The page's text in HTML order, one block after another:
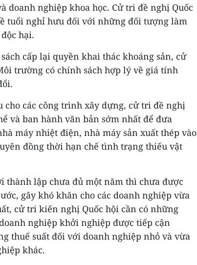
doanh nghiệp khoa học. Cử tri đề nghị Quốc
tuổi nghỉ hưu đối với những đối tượng làm
hại.
cấp lại quyền khai thác khoáng sản, cử
trường có chính sách hợp lý về giá tính
các công trình xây dựng, cử tri đề nghị
và ban hành văn bản sớm nhất để đưa
máy nhiệt điện, nhà máy sản xuất thép vào
đồng thời hạn chế tình trạng thiếu vật
thành lập chưa đủ một năm thì chưa được
gây khó khăn cho các doanh nghiệp vừa
cử tri kiến nghị Quốc hội cần có những
nghiệp khởi nghiệp được tiếp cận
thuế suất đối với doanh nghiệp nhỏ và vừa
khác.